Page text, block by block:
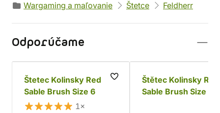
Wargaming a maľovanie
Štetce Feldherr
Odporúčame
Štetec Kolinsky Red
Sable Brush Size 6
1×
Štětec Kolinsky Red
Sable Brush Size 5